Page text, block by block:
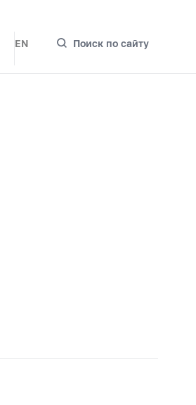
EN Поиск по сайту